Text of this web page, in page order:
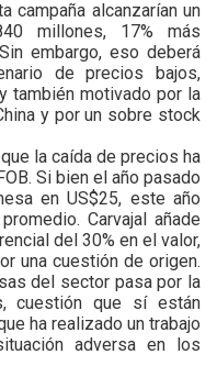
campaña alcanzarían un
millones, 17% más
embargo, eso deberá
de precios bajos,
también motivado por la
y por un sobre stock
la caída de precios ha
Si bien el año pasado
en US$25, este año
Carvajal añade
del 30% en el valor,
una cuestión de origen.
del sector pasa por la
cuestión que sí están
ha realizado un trabajo
adversa en los